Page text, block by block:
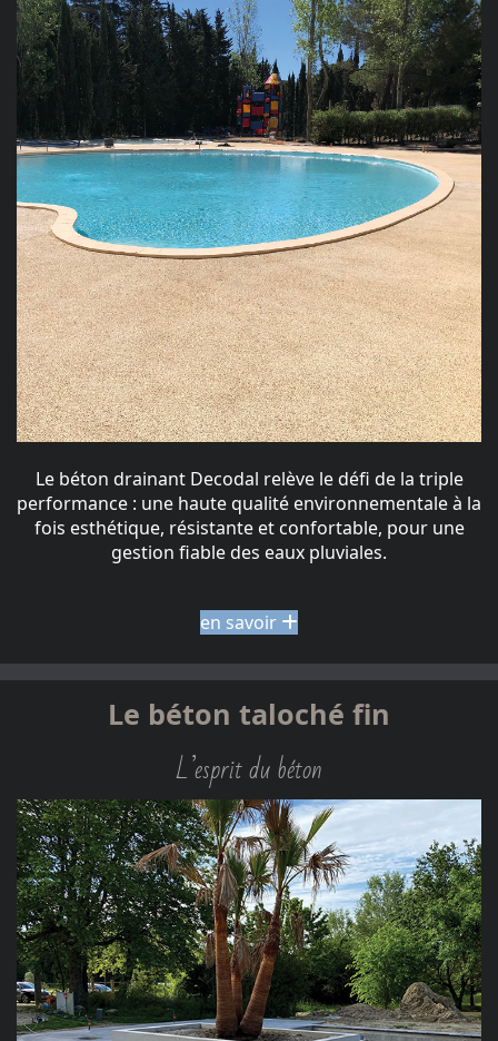
Le béton drainant Decodal relève le défi de la triple
performance : une haute qualité environnementale à la
fois esthétique, résistante et confortable, pour une
gestion fiable des eaux pluviales.
en savoir
Le béton taloché fin
L’esprit du béton